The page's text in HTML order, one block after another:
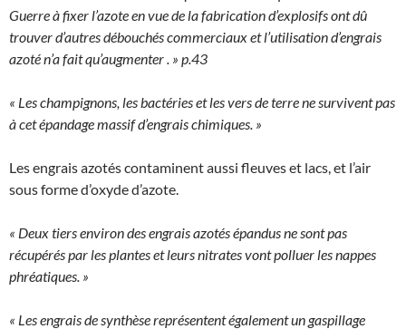
Guerre à fixer l’azote en vue de la fabrication d’explosifs ont dû
trouver d’autres débouchés commerciaux et l’utilisation d’engrais
azoté n’a fait qu’augmenter . » p.43
« Les champignons, les bactéries et les vers de terre ne survivent pas
à cet épandage massif d’engrais chimiques. »
Les engrais azotés contaminent aussi fleuves et lacs, et l’air
sous forme d’oxyde d’azote.
« Deux tiers environ des engrais azotés épandus ne sont pas
récupérés par les plantes et leurs nitrates vont polluer les nappes
phréatiques. »
« Les engrais de synthèse représentent également un gaspillage